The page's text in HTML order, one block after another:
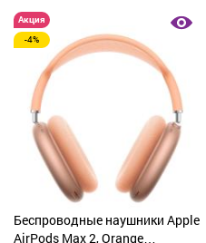
Акция
-4%
Беспроводные наушники Apple
AirPods Max 2, Orange